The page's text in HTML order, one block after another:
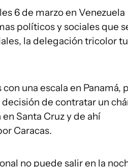
6 de marzo en Venezuela
políticos y sociales que
la delegación tricolor
una escala en Panamá,
de contratar un
Santa Cruz y de ahí
Caracas.
no puede salir en la